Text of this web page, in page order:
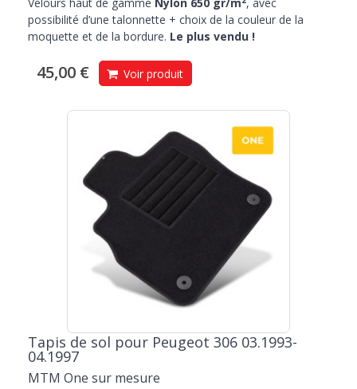
possibilité d’une talonnette + choix de la couleur de la
moquette et de la bordure. Le plus vendu !
45,00 € Voir produit
Tapis de sol pour Peugeot 306 03.1993-
04.1997
MTM One sur mesure